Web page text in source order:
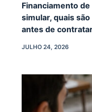
Financiamento
simular, quais
antes de
JULHO 24, 2026